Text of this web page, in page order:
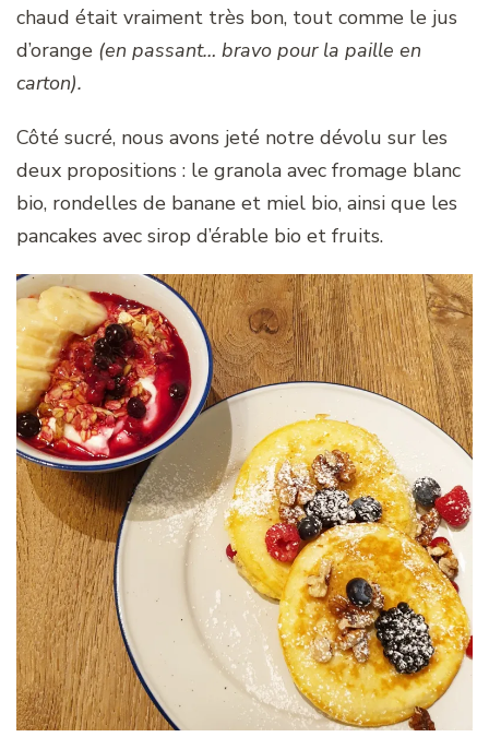
chaud était vraiment très bon, tout comme le jus
d’orange (en passant… bravo pour la paille en
carton).
Côté sucré, nous avons jeté notre dévolu sur les
deux propositions : le granola avec fromage blanc
bio, rondelles de banane et miel bio, ainsi que les
pancakes avec sirop d’érable bio et fruits.